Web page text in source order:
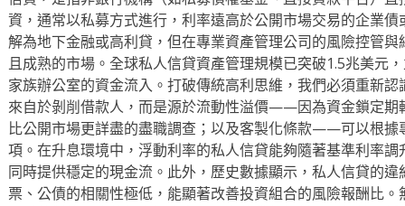
資，通常以私募方式進行，利率遠高於公開市場交易的企業
解為地下金融或高利貸，但在專業資產管理公司的風險控管
且成熟的市場。全球私人信貸資產管理規模已突破1.5兆美元
家族辦公室的資金流入。打破傳統高利思維，我們必須重新
來自於剝削借款人，而是源於流動性溢價——因為資金鎖定
比公開市場更詳盡的盡職調查；以及客製化條款——可以根據
項。在升息環境中，浮動利率的私人信貸能夠隨著基準利率
同時提供穩定的現金流。此外，歷史數據顯示，私人信貸的
票、公債的相關性極低，能顯著改善投資組合的風險報酬比